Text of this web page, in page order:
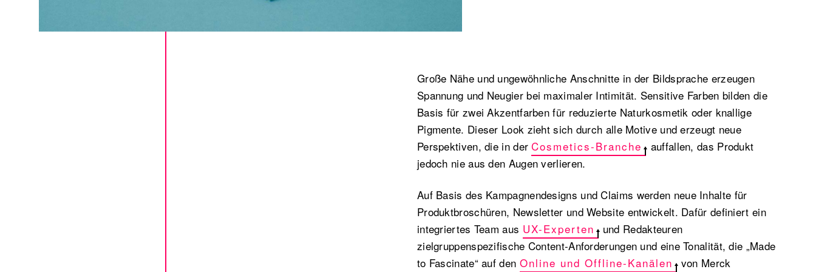
Große Nähe und ungewöhnliche Anschnitte in der Bildsprache erzeugen
Spannung und Neugier bei maximaler Intimität. Sensitive Farben bilden die
Basis für zwei Akzentfarben für reduzierte Naturkosmetik oder knallige
Pigmente. Dieser Look zieht sich durch alle Motive und erzeugt neue
Perspektiven, die in derCosmetics-Branche
auffallen, das Produkt
jedoch nie aus den Augen verlieren.
Auf Basis des Kampagnendesigns und Claims werden neue Inhalte für
Produktbroschüren, Newsletter und Website entwickelt. Dafür definiert ein
integriertes Team aus UX-Experten und Redakteuren
zielgruppenspezifische Content-Anforderungen und eine Tonalität, die „Made
to Fascinate“ auf den Online und Offline-Kanälen von Merck